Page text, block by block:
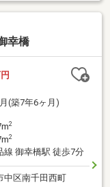
幸橋
(築7年6ヶ月)
2
2
線 御幸橋駅 徒歩7分
中区南千田西町